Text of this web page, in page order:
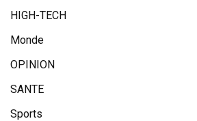
HIGH-TECH
Monde
OPINION
SANTE
Sports